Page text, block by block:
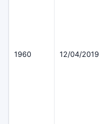
1960 12/04/2019